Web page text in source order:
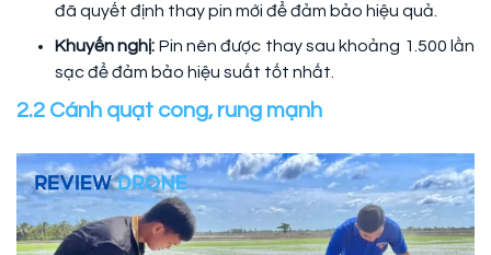
đã quyết định thay pin mới để đảm bảo hiệu quả.
Khuyến nghị: Pin nên được thay sau khoảng 1.500 lần
sạc để đảm bảo hiệu suất tốt nhất.
2.2 Cánh quạt cong, rung mạnh